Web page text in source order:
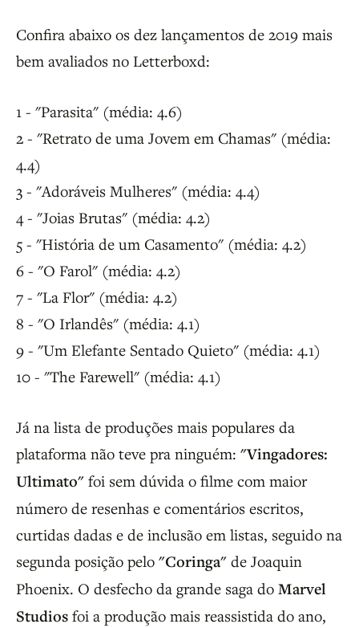
Confira abaixo os dez lançamentos de 2019 mais
bem avaliados no Letterboxd:
1 - "Parasita" (média: 4.6)
2 - "Retrato de uma Jovem em Chamas" (média:
4.4)
3 - "Adoráveis Mulheres" (média: 4.4)
4 - "Joias Brutas" (média: 4.2)
5 - "História de um Casamento" (média: 4.2)
6 - "O Farol" (média: 4.2)
7 - "La Flor" (média: 4.2)
8 - "O Irlandês" (média: 4.1)
9 - "Um Elefante Sentado Quieto" (média: 4.1)
10 - "The Farewell" (média: 4.1)
Já na lista de produções mais populares da
plataforma não teve pra ninguém: "Vingadores:
Ultimato" foi sem dúvida o filme com maior
número de resenhas e comentários escritos,
curtidas dadas e de inclusão em listas, seguido na
segunda posição pelo "Coringa" de Joaquin
Phoenix. O desfecho da grande saga do Marvel
Studios foi a produção mais reassistida do ano,